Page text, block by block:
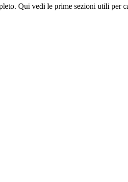
Qui vedi le prime sezioni utili per